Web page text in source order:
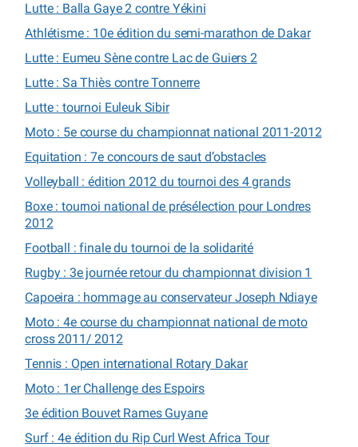
Lutte : Balla Gaye 2 contre Yékini
Athlétisme : 10e édition du semi-marathon de Dakar
Lutte : Eumeu Sène contre Lac de Guiers 2
Lutte : Sa Thiès contre Tonnerre
Lutte : tournoi Euleuk Sibir
Moto : 5e course du championnat national 2011-2012
Equitation : 7e concours de saut d’obstacles
Volleyball : édition 2012 du tournoi des 4 grands
Boxe : tournoi national de présélection pour Londres
2012
Football : finale du tournoi de la solidarité
Rugby : 3e journée retour du championnat division 1
Capoeira : hommage au conservateur Joseph Ndiaye
Moto : 4e course du championnat national de moto
cross 2011/ 2012
Tennis : Open international Rotary Dakar
Moto : 1er Challenge des Espoirs
3e édition Bouvet Rames Guyane
Surf : 4e édition du Rip Curl West Africa Tour